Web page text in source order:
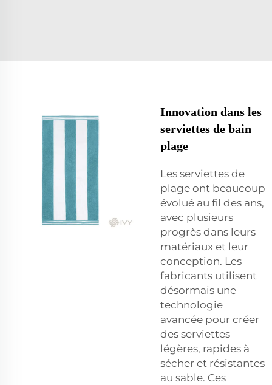
Innovation dans les
serviettes de bain
plage
Les serviettes de
plage ont beaucoup
évolué au fil des ans,
avec plusieurs
progrès dans leurs
matériaux et leur
conception. Les
fabricants utilisent
désormais une
technologie
avancée pour créer
des serviettes
légères, rapides à
sécher et résistantes
au sable. Ces